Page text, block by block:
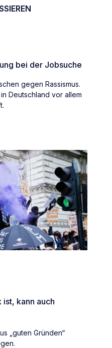
bei der Jobsuche
gegen Rassismus.
Deutschland vor allem
kann auch
„guten Gründen“